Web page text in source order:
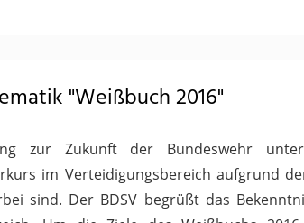
"Weißbuch 2016"
zur Zukunft der Bundeswehr
im Verteidigungsbereich aufgrund
sind. Der BDSV begrüßt das